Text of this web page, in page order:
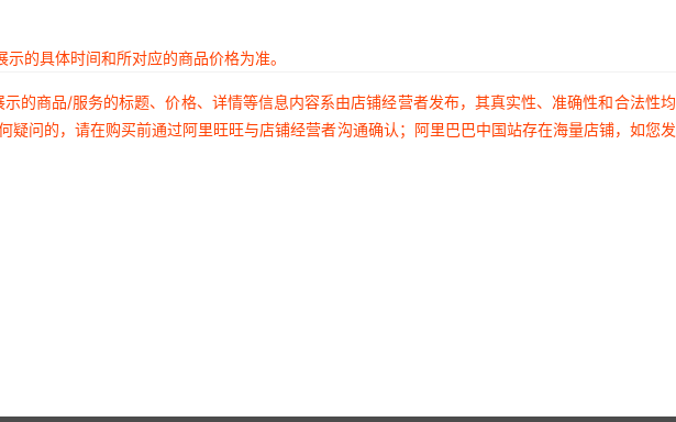
的具体时间和所对应的商品价格为准。
的商品/服务的标题、价格、详情等信息内容系由店铺经营者发布，其真实性、准确性和合法性
问的，请在购买前通过阿里旺旺与店铺经营者沟通确认；阿里巴巴中国站存在海量店铺，如您